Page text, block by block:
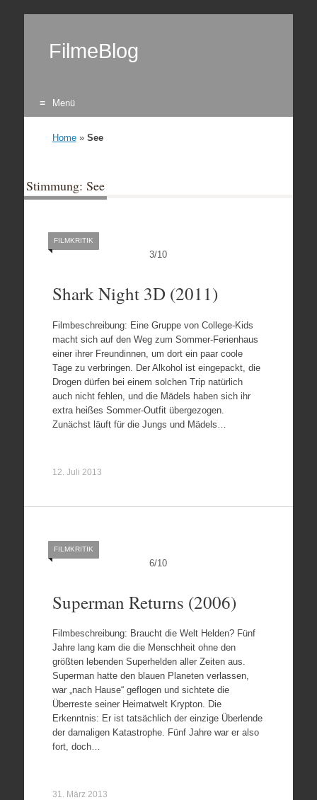
FilmeBlog
Menü
Home» See
Stimmung: See
3/10
FILMKRITIK
Shark Night 3D (2011)
Filmbeschreibung: Eine Gruppe von College-Kids
macht sich auf den Weg zum Sommer-Ferienhaus
einer ihrer Freundinnen, um dort ein paar coole
Tage zu verbringen. Der Alkohol ist eingepackt, die
Drogen dürfen bei einem solchen Trip natürlich
auch nicht fehlen, und die Mädels haben sich ihr
extra heißes Sommer-Outfit übergezogen.
Zunächst läuft für die Jungs und Mädels…
12. Juli 2013
6/10
FILMKRITIK
Superman Returns (2006)
Filmbeschreibung: Braucht die Welt Helden? Fünf
Jahre lang kam die die Menschheit ohne den
größten lebenden Superhelden aller Zeiten aus.
Superman hatte den blauen Planeten verlassen,
war „nach Hause“ geflogen und sichtete die
Überreste seiner Heimatwelt Krypton. Die
Erkenntnis: Er ist tatsächlich der einzige Überlende
der damaligen Katastrophe. Fünf Jahre war er also
fort, doch…
31. März 2013